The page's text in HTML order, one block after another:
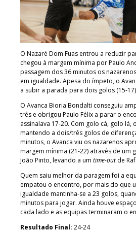
O Nazaré Dom Fuas entrou a reduzir
chegou à margem mínima por Paulo
passagem dos 36 minutos os
em igualdade. Apesa do ímpeto, o
a subir a parada para dois golos (15-
O Avanca Bioria Bondalti conseguiu
três e obrigou Paulo Félix a parar o
assinalava 17-20. Com golo cá, golo lá,
mantendo a dois/três golos de
minutos, o Avanca viu os nazarenos
margem mínima (21-22) através de um
João Pinto, levando a um time-outde
Quem saiu melhor da paragem foi a
empatou o encontro, por mais do que
igualdade mantinha-se a 23 golos,
minutos para jogar. Ainda houve
cada lado e as equipas terminaram o
Resultado Final: 24-24